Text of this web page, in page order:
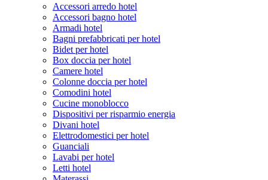
Accessori arredo hotel
Accessori bagno hotel
Armadi hotel
Bagni prefabbricati per hotel
Bidet per hotel
Box doccia per hotel
Camere hotel
Colonne doccia per hotel
Comodini hotel
Cucine monoblocco
Dispositivi per risparmio energia
Divani hotel
Elettrodomestici per hotel
Guanciali
Lavabi per hotel
Letti hotel